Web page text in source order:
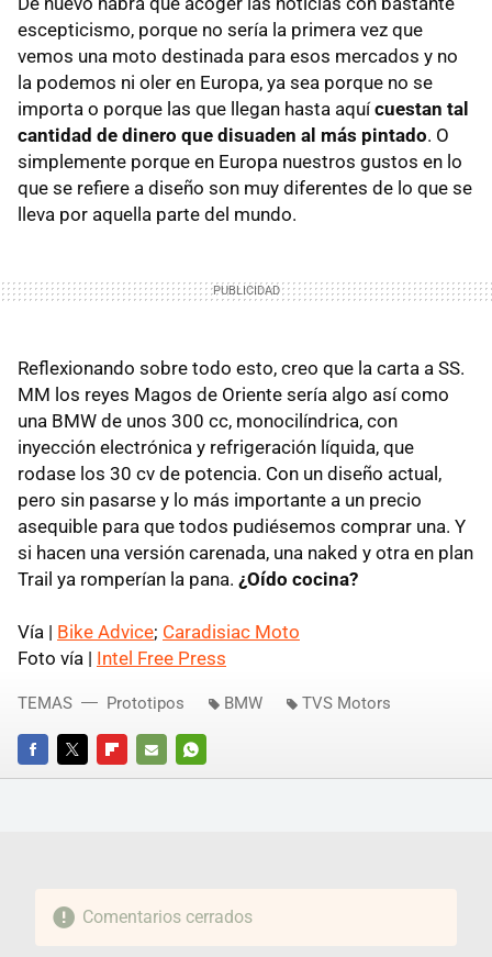
escepticismo, porque no sería la primera vez que
vemos una moto destinada para esos mercados y no
la podemos ni oler en Europa, ya sea porque no se
importa o porque las que llegan hasta aquícuestan tal
cantidad de dinero que disuaden al más pintado. O
simplemente porque en Europa nuestros gustos en lo
que se refiere a diseño son muy diferentes de lo que se
lleva por aquella parte del mundo.
Reflexionando sobre todo esto, creo que la carta a SS.
MM los reyes Magos de Oriente sería algo así como
una BMW de unos 300 cc, monocilíndrica, con
inyección electrónica y refrigeración líquida, que
rodase los 30 cv de potencia. Con un diseño actual,
pero sin pasarse y lo más importante a un precio
asequible para que todos pudiésemos comprar una. Y
si hacen una versión carenada, una naked y otra en plan
Trail ya romperían la pana. ¿Oído cocina?
Vía | Bike Advice; Caradisiac Moto
Foto vía | Intel Free Press
FACEBOOKTWITTERFLIPBOARD
E-
WHATSAPP
TEMAS Prototipos BMW TVS Motors
Comentarios cerrados